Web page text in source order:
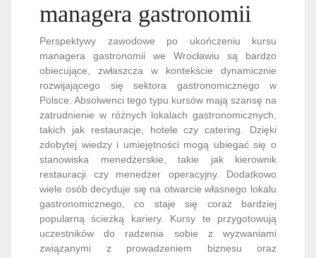
managera gastronomii
Perspektywy zawodowe po ukończeniu kursu
managera gastronomii we Wrocławiu są bardzo
obiecujące, zwłaszcza w kontekście dynamicznie
rozwijającego się sektora gastronomicznego w
Polsce. Absolwenci tego typu kursów mają szansę na
zatrudnienie w różnych lokalach gastronomicznych,
takich jak restauracje, hotele czy catering. Dzięki
zdobytej wiedzy i umiejętności mogą ubiegać się o
stanowiska menedżerskie, takie jak kierownik
restauracji czy menedżer operacyjny. Dodatkowo
wiele osób decyduje się na otwarcie własnego lokalu
gastronomicznego, co staje się coraz bardziej
popularną ścieżką kariery. Kursy te przygotowują
uczestników do radzenia sobie z wyzwaniami
związanymi z prowadzeniem biznesu oraz